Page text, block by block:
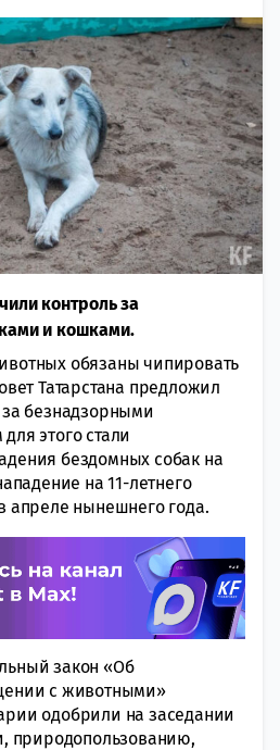
контроль за
и кошками.
обязаны чипировать
Татарстана предложил
безнадзорными
этого стали
бездомных собак на
на 11-летнего
апреле нынешнего года.
закон «Об
с животными»
одобрили на заседании
природопользованию,